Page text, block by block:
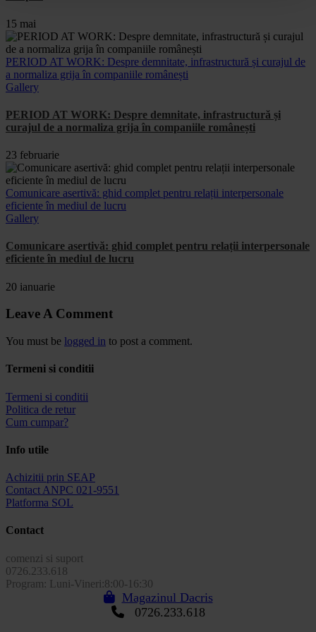
15 mai
PERIOD AT WORK: Despre demnitate, infrastructură și curajul de
a normaliza grija în companiile românești
Gallery
PERIOD AT WORK: Despre demnitate, infrastructură și
curajul de a normaliza grija în companiile românești
23 februarie
Comunicare asertivă: ghid complet pentru relații interpersonale
eficiente în mediul de lucru
Gallery
Comunicare asertivă: ghid complet pentru relații interpersonale
eficiente în mediul de lucru
20 ianuarie
Leave A Comment
You must be logged in to post a comment.
Termeni si conditii
Termeni si conditii
Politica de retur
Cum cumpar?
Info utile
Achizitii prin SEAP
Contact ANPC 021-9551
Platforma SOL
Contact
comenzi si suport
0726.233.618
Program: Luni-Vineri:8:00-16:30
Magazinul Dacris
0726.233.618